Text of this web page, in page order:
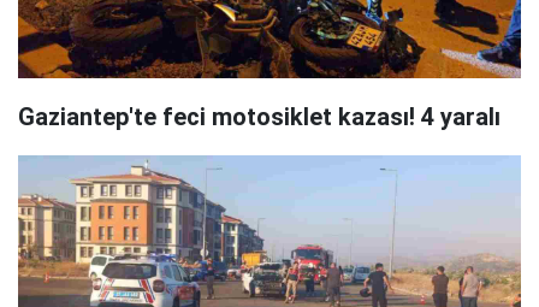
Gaziantep'te feci motosiklet kazası! 4 yaralı